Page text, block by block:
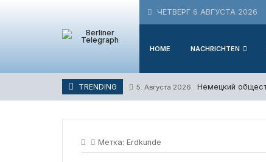
ЧЕТВЕРГ 6 АВГУСТА 2026
HOME NACHRICHTEN
TRENDING 5. Августа 2026 Немецкий
Метка: Erdkunde